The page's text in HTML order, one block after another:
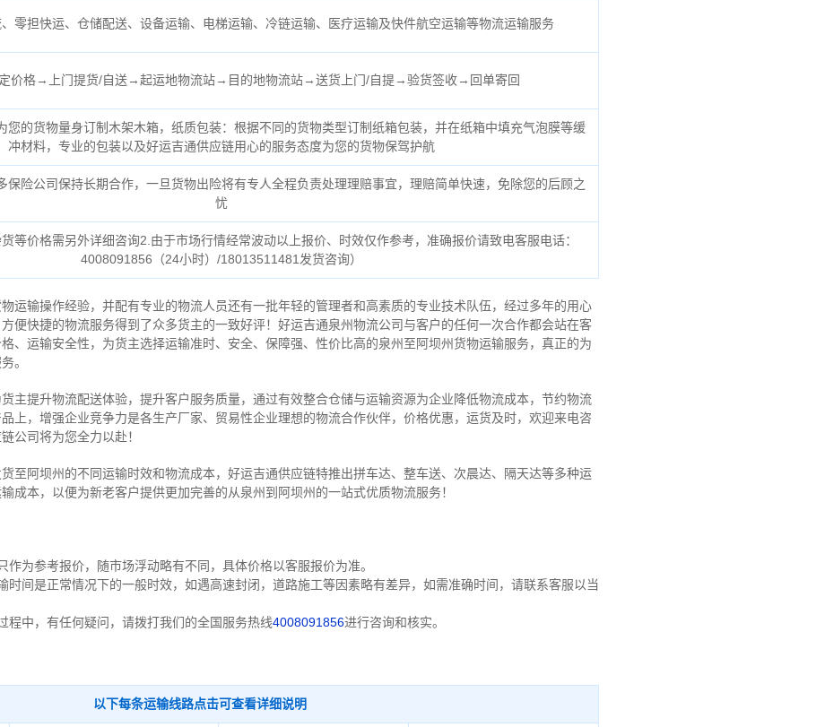
零担快运、仓储配送、设备运输、电梯运输、冷链运输、医疗运输及快件航空运输等物流运输服务
价格→上门提货/自送→起运地物流站→目的地物流站→送货上门/自提→验货签收→回单寄回
您的货物量身订制木架木箱，纸质包装：根据不同的货物类型订制纸箱包装，并在纸箱中填充气泡膜等缓
冲材料，专业的包装以及好运吉通供应链用心的服务态度为您的货物保驾护航
保险公司保持长期合作，一旦货物出险将有专人全程负责处理理赔事宜，理赔简单快速，免除您的后顾之
忧
等价格需另外详细咨询2.由于市场行情经常波动以上报价、时效仅作参考，准确报价请致电客服电话：
4008091856（24小时）/18013511481发货咨询）
运输操作经验，并配有专业的物流人员还有一批年轻的管理者和高素质的专业技术队伍，经过多年的用心
便快捷的物流服务得到了众多货主的一致好评！好运吉通泉州物流公司与客户的任何一次合作都会站在客
、运输安全性，为货主选择运输准时、安全、保障强、性价比高的泉州至阿坝州货物运输服务，真正的为
。
主提升物流配送体验，提升客户服务质量，通过有效整合仓储与运输资源为企业降低物流成本，节约物流
上，增强企业竞争力是各生产厂家、贸易性企业理想的物流合作伙伴，价格优惠，运货及时，欢迎来电咨
公司将为您全力以赴！
至阿坝州的不同运输时效和物流成本，好运吉通供应链特推出拼车达、整车送、次晨达、隔天达等多种运
成本，以便为新老客户提供更加完善的从泉州到阿坝州的一站式优质物流服务！
为参考报价，随市场浮动略有不同，具体价格以客服报价为准。
时间是正常情况下的一般时效，如遇高速封闭，道路施工等因素略有差异，如需准确时间，请联系客服以当
程中，有任何疑问，请拨打我们的全国服务热线4008091856进行咨询和核实。
以下每条运输线路点击可查看详细说明